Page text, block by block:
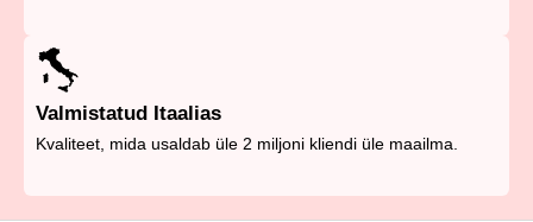
Valmistatud Itaalias
Kvaliteet, mida usaldab üle 2 miljoni kliendi üle maailma.